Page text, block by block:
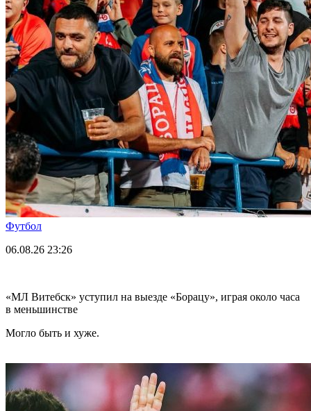
Футбол
06.08.26 23:26
«МЛ Витебск» уступил на выезде «Борацу», играя около часа
в меньшинстве
Могло быть и хуже.